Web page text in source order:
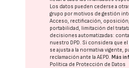
Los datos pueden cederse a
grupo por motivos de gestión
Acceso, rectificación,
portabilidad, limitación del
decisiones automatizadas:
nuestro DPD . Si considera que
se ajusta a la normativa vigente,
reclamación ante laAEPD .Más
Política de Protección de Datos